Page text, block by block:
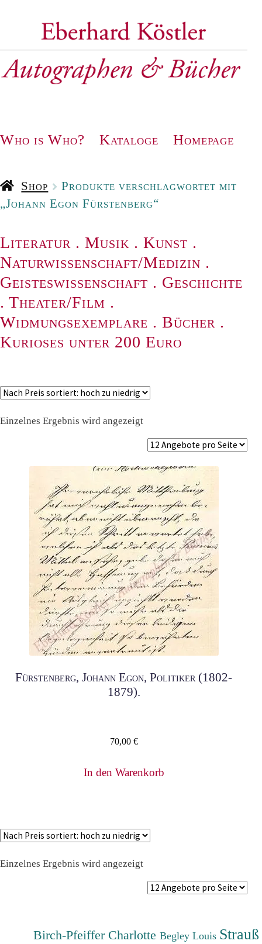
Navigation
Who is Who? Kataloge Homepage
Shop
Produkte verschlagwortet mit
„Johann Egon Fürstenberg“
Literatur . Musik . Kunst .
Naturwissenschaft/Medizin .
Geisteswissenschaft . Geschichte
. Theater/Film .
Widmungsexemplare . Bücher .
Kurioses unter 200 Euro
Einzelnes Ergebnis wird angezeigt
Fürstenberg, Johann Egon, Politiker (1802-
1879).
70,00 €
In den Warenkorb
Einzelnes Ergebnis wird angezeigt
Birch-Pfeiffer CharlotteBegley Louis Strauß